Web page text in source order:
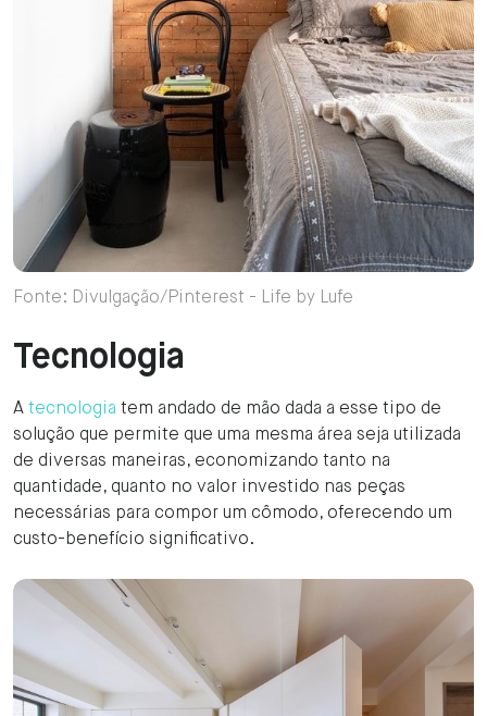
Fonte: Divulgação/Pinterest - Life by Lufe
Tecnologia
A tecnologia tem andado de mão dada a esse tipo de
solução que permite que uma mesma área seja utilizada
de diversas maneiras, economizando tanto na
quantidade, quanto no valor investido nas peças
necessárias para compor um cômodo, oferecendo um
custo-benefício significativo.